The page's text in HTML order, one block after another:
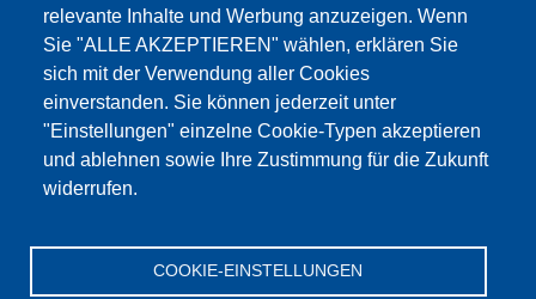
relevante Inhalte und Werbung anzuzeigen. Wenn
Sie "ALLE AKZEPTIEREN" wählen, erklären Sie
sich mit der Verwendung aller Cookies
einverstanden. Sie können jederzeit unter
"Einstellungen" einzelne Cookie-Typen akzeptieren
und ablehnen sowie Ihre Zustimmung für die Zukunft
widerrufen.
COOKIE-EINSTELLUNGEN
NUR DIE GOOGLE MAPS COOKIES
AKZEPTIEREN.
Alle Cookies akzeptieren